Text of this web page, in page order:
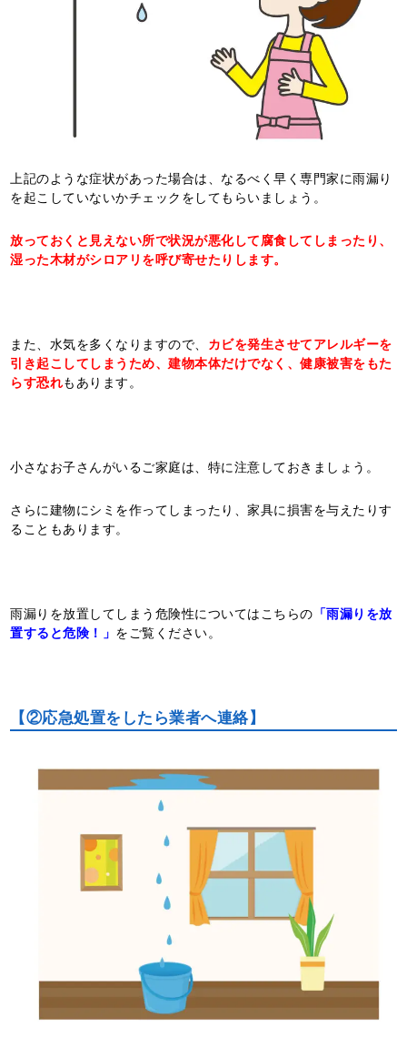
上記のような症状があった場合は、なるべく早く専門家に雨漏り
を起こしていないかチェックをしてもらいましょう。
放っておくと見えない所で状況が悪化して腐食してしまったり、
湿った木材がシロアリを呼び寄せたりします。
また、水気を多くなりますので、 カビを発生させてアレルギーを
引き起こしてしまうため、建物本体だけでなく、健康被害をもた
らす恐れもあります。
小さなお子さんがいるご家庭は、特に注意しておきましょう。
さらに建物にシミを作ってしまったり、家具に損害を与えたりす
ることもあります。
雨漏りを放置してしまう危険性についてはこちらの 「雨漏りを放
置すると危険！」 をご覧ください。
【②応急処置をしたら業者へ連絡】